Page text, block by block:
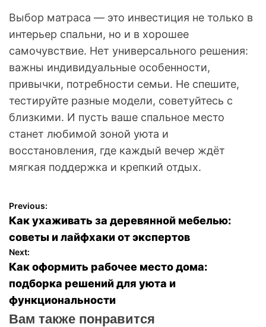
Выбор матраса — это инвестиция не только в
интерьер спальни, но и в хорошее
самочувствие. Нет универсального решения:
важны индивидуальные особенности,
привычки, потребности семьи. Не спешите,
тестируйте разные модели, советуйтесь с
близкими. И пусть ваше спальное место
станет любимой зоной уюта и
восстановления, где каждый вечер ждёт
мягкая поддержка и крепкий отдых.
Н
а
в
и
г
Previous:
Как ухаживать за деревянной мебелью:
советы и лайфхаки от экспертов
Next:
Как оформить рабочее место дома:
подборка решений для уюта и
функциональности
Вам также понравится